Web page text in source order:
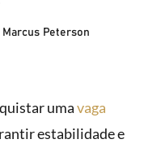
Peterson
umavaga
estabilidade e